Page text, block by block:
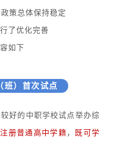
策总体保持稳定
了优化完善
如下
班）首次试点
好的中职学校试点举办综
注册普通高中学籍， 既可学